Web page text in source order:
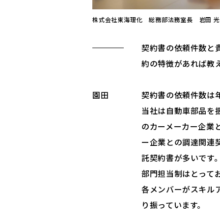
株式会社東海理化 総務部法務室長 岩田
契約書の依頼件数と
約の特徴があれば教
園田
契約書の依頼件数は
当社は自動車部品を
のカーメーカー企業
ー企業との調達関連
託契約書が多いです
部門担当制はとって
各メンバーがスキル
り振っています。